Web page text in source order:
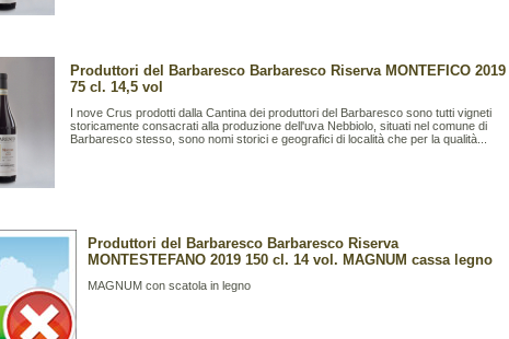
Produttori del Barbaresco Barbaresco Riserva MONTEFICO 2019
75 cl. 14,5 vol
I nove Crus prodotti dalla Cantina dei produttori del Barbaresco sono tutti vigneti
storicamente consacrati alla produzione dell'uva Nebbiolo, situati nel comune di
Barbaresco stesso, sono nomi storici e geografici di località che per la qualità...
Produttori del Barbaresco Barbaresco Riserva
MONTESTEFANO 2019 150 cl. 14 vol. MAGNUM cassa legno
MAGNUM con scatola in legno